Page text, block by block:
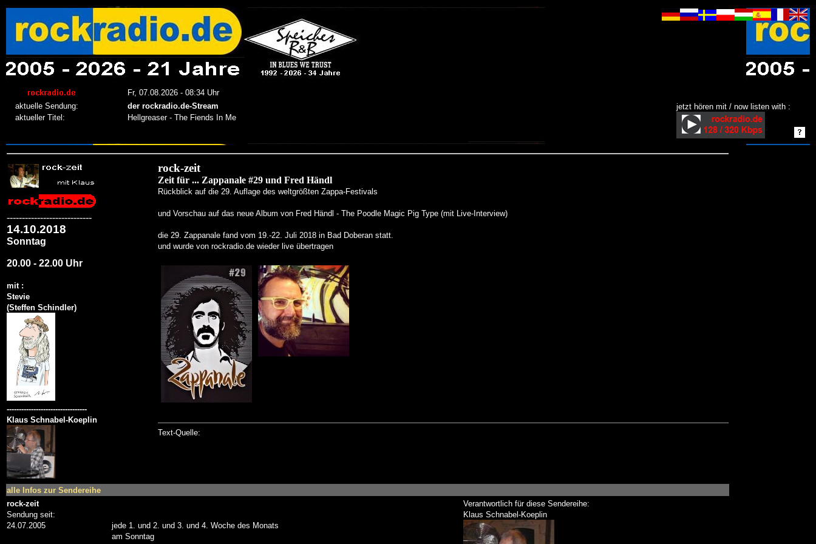
jetzt hören mit / now listen with :
----------------------------
14.10.2018
Sonntag
20.00 - 22.00 Uhr
mit :
Stevie
(Steffen Schindler)
---------------------------------
Klaus Schnabel-Koeplin
rock-zeit
Zeit für ... Zappanale #29 und Fred Händl
Rückblick auf die 29. Auflage des weltgrößten Zappa-Festivals
und Vorschau auf das neue Album von Fred Händl - The Poodle Magic Pig Type (mit Live-Interview)
die 29. Zappanale fand vom 19.-22. Juli 2018 in Bad Doberan statt.
und wurde von rockradio.de wieder live übertragen
Text-Quelle:
alle Infos zur Sendereihe
rock-zeit
Sendung seit:
24.07.2005
jede 1. und 2. und 3. und 4. Woche des Monats
am Sonntag
Verantwortlich für diese Sendereihe:
Klaus Schnabel-Koeplin